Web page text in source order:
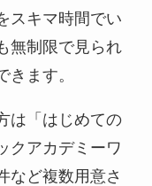
スキマ時間でい
無制限で見られ
ます。
は「はじめての
クアカデミーワ
など複数用意さ